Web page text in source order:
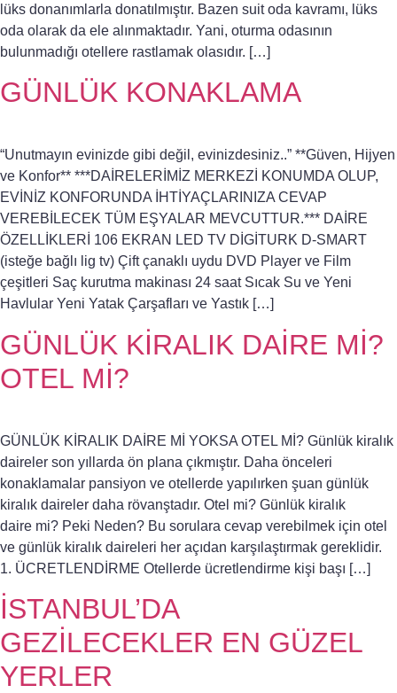
lüks donanımlarla donatılmıştır. Bazen suit oda kavramı, lüks
oda olarak da ele alınmaktadır. Yani, oturma odasının
bulunmadığı otellere rastlamak olasıdır. […]
GÜNLÜK KONAKLAMA
“Unutmayın evinizde gibi değil, evinizdesiniz..” **Güven, Hijyen
ve Konfor** ***DAİRELERİMİZ MERKEZİ KONUMDA OLUP,
EVİNİZ KONFORUNDA İHTİYAÇLARINIZA CEVAP
VEREBİLECEK TÜM EŞYALAR MEVCUTTUR.*** DAİRE
ÖZELLİKLERİ 106 EKRAN LED TV DİGİTURK D-SMART
(isteğe bağlı lig tv) Çift çanaklı uydu DVD Player ve Film
çeşitleri Saç kurutma makinası 24 saat Sıcak Su ve Yeni
Havlular Yeni Yatak Çarşafları ve Yastık […]
GÜNLÜK KİRALIK DAİRE Mİ?
OTEL Mİ?
GÜNLÜK KİRALIK DAİRE Mİ YOKSA OTEL Mİ? Günlük kiralık
daireler son yıllarda ön plana çıkmıştır. Daha önceleri
konaklamalar pansiyon ve otellerde yapılırken şuan günlük
kiralık daireler daha rövanştadır. Otel mi? Günlük kiralık
daire mi? Peki Neden? Bu sorulara cevap verebilmek için otel
ve günlük kiralık daireleri her açıdan karşılaştırmak gereklidir.
1. ÜCRETLENDİRME Otellerde ücretlendirme kişi başı […]
İSTANBUL’DA
GEZİLECEKLER EN GÜZEL
YERLER